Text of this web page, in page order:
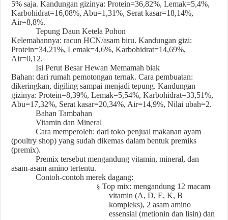
5% saja. Kandungan gizinya: Protein=36,82%, Lemak=5,4%,
Karbohidrat=16,08%, Abu=1,31%, Serat kasar=18,14%,
Air=8,8%.
Tepung Daun Ketela Pohon
Kelemahannya: racun HCN/asam biru. Kandungan gizi:
Protein=34,21%, Lemak=4,6%, Karbohidrat=14,69%,
Air=0,12.
Isi Perut Besar Hewan Memamah biak
Bahan: dari rumah pemotongan ternak. Cara pembuatan:
dikeringkan, digiling sampai menjadi tepung. Kandungan
gizinya: Protein=8,39%, Lemak=5,54%, Karbohidrat=33,51%,
Abu=17,32%, Serat kasar=20,34%, Air=14,9%, Nilai ubah=2.
Bahan Tambahan
Vitamin dan Mineral
Cara memperoleh: dari toko penjual makanan ayam
(poultry shop) yang sudah dikemas dalam bentuk premiks
(premix).
Premix tersebut mengandung vitamin, mineral, dan
asam-asam amino tertentu.
Contoh-contoh merek dagang:
§ Top mix: mengandung 12 macam
vitamin (A, D, E, K, B
kompleks), 2 asam amino
essensial (metionin dan lisin) dan